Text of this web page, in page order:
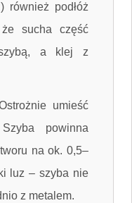
również podłóż
sucha część
a klej z
umieść
powinna
na ok. 0,5–
luz – szyba nie
z metalem.